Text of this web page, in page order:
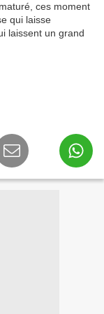
ces moment
qui laisse
laissent un grand